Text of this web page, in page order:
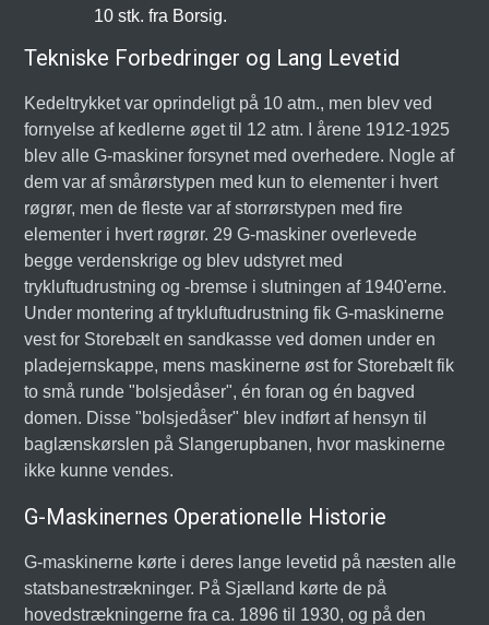
10 stk. fra Borsig.
Tekniske Forbedringer og Lang Levetid
Kedeltrykket var oprindeligt på 10 atm., men blev ved
fornyelse af kedlerne øget til 12 atm. I årene 1912-1925
blev alle G-maskiner forsynet med overhedere. Nogle af
dem var af smårørstypen med kun to elementer i hvert
røgrør, men de fleste var af storrørstypen med fire
elementer i hvert røgrør. 29 G-maskiner overlevede
begge verdenskrige og blev udstyret med
trykluftudrustning og -bremse i slutningen af 1940'erne.
Under montering af trykluftudrustning fik G-maskinerne
vest for Storebælt en sandkasse ved domen under en
pladejernskappe, mens maskinerne øst for Storebælt fik
to små runde "bolsjedåser", én foran og én bagved
domen. Disse "bolsjedåser" blev indført af hensyn til
baglænskørslen på Slangerupbanen, hvor maskinerne
ikke kunne vendes.
G-Maskinernes Operationelle Historie
G-maskinerne kørte i deres lange levetid på næsten alle
statsbanestrækninger. På Sjælland kørte de på
hovedstrækningerne fra ca. 1896 til 1930, og på den